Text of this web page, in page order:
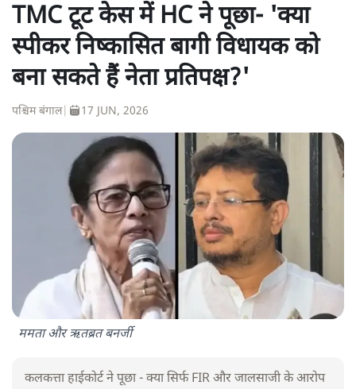
TMC टूट केस में HC ने पूछा- 'क्या
स्पीकर निष्कासित बागी विधायक को
बना सकते हैं नेता प्रतिपक्ष?'
पश्चिम बंगाल| 17 JUN, 2026
ममता और ऋतब्रत बनर्जी
कलकत्ता हाईकोर्ट ने पूछा - क्या सिर्फ FIR और जालसाजी के आरोप